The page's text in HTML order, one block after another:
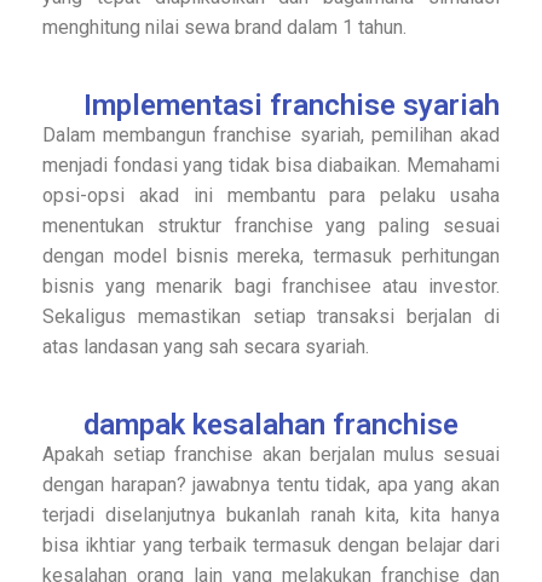
menghitung nilai sewa brand dalam 1 tahun.
Implementasi franchise syariah
Dalam membangun franchise syariah, pemilihan akad
menjadi fondasi yang tidak bisa diabaikan. Memahami
opsi-opsi akad ini membantu para pelaku usaha
menentukan struktur franchise yang paling sesuai
dengan model bisnis mereka, termasuk perhitungan
bisnis yang menarik bagi franchisee atau investor.
Sekaligus memastikan setiap transaksi berjalan di
atas landasan yang sah secara syariah.
dampak kesalahan franchise
Apakah setiap franchise akan berjalan mulus sesuai
dengan harapan? jawabnya tentu tidak, apa yang akan
terjadi diselanjutnya bukanlah ranah kita, kita hanya
bisa ikhtiar yang terbaik termasuk dengan belajar dari
kesalahan orang lain yang melakukan franchise dan